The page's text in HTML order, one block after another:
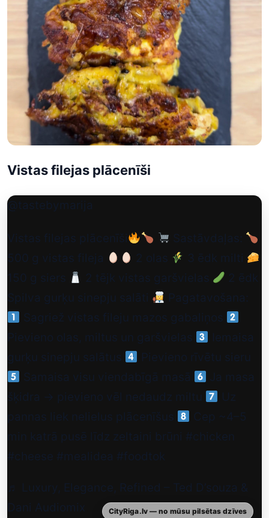
Vistas filejas plācenīši
@tastebymarija
Vistas filejas plācenīši
Sastāvdaļas:
500 g vistas fileja
2 olas
3 ēdk milti
150 g siers
2 tējk vistas garšvielas
2 ēdk
Spilva gurķu sinepju salāti
Pagatavošana:
Sagriež vistas fileju mazos gabaliņos
Pievieno olas, miltus un garšvielas
Iemaisa
gurķu sinepju salātus
Pievieno rīvētu sieru
Samaisa visu viendabīgā masā
Ja masa
šķidra → pievieno vēl nedaudz miltu
Uz
pannas liek nelielus plācenīšus
Cep ~4–5
min katrā pusē līdz zeltaini brūni
#chicken
#cheese #mealidea #foodtok
♬ Luxury, Elegance, Refined – Ted D’souza &
Dani Audiomix
CityRiga.lv — no mūsu pilsētas dzīves